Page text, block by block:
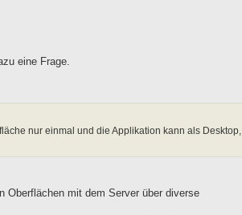
eine Frage.
nur einmal und die Applikation kann als Desktop,
Oberflächen mit dem Server über diverse